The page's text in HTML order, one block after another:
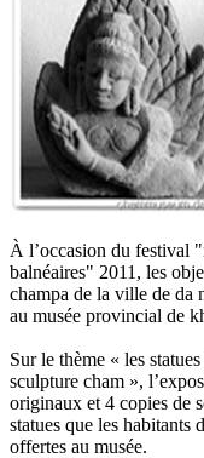
À l’occasion du festival
balnéaires" 2011, les
champa de la ville de da
au musée provincial de
Sur le thème « les
sculpture cham »,
originaux et 4 copies de
statues que les habitants
offertes au musée.